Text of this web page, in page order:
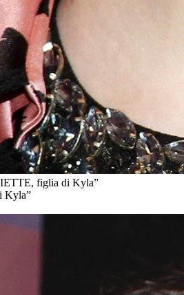
figlia di Kyla”
Kyla”